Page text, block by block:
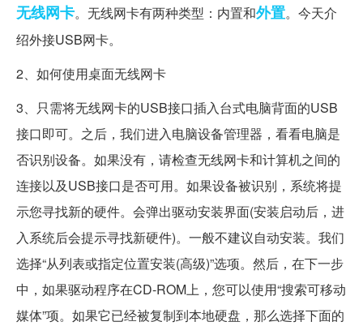
无线网卡。无线网卡有两种类型：内置和外置。今天介
绍外接USB网卡。
2、如何使用桌面无线网卡
3、只需将无线网卡的USB接口插入台式电脑背面的USB
接口即可。之后，我们进入电脑设备管理器，看看电脑是
否识别设备。如果没有，请检查无线网卡和计算机之间的
连接以及USB接口是否可用。如果设备被识别，系统将提
示您寻找新的硬件。会弹出驱动安装界面(安装启动后，进
入系统后会提示寻找新硬件)。一般不建议自动安装。我们
选择“从列表或指定位置安装(高级)”选项。然后，在下一步
中，如果驱动程序在CD-ROM上，您可以使用“搜索可移动
媒体”项。如果它已经被复制到本地硬盘，那么选择下面的